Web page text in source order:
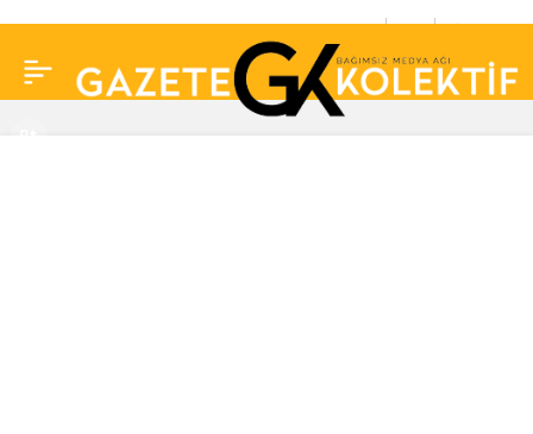
çıkan 11 öğrenciye